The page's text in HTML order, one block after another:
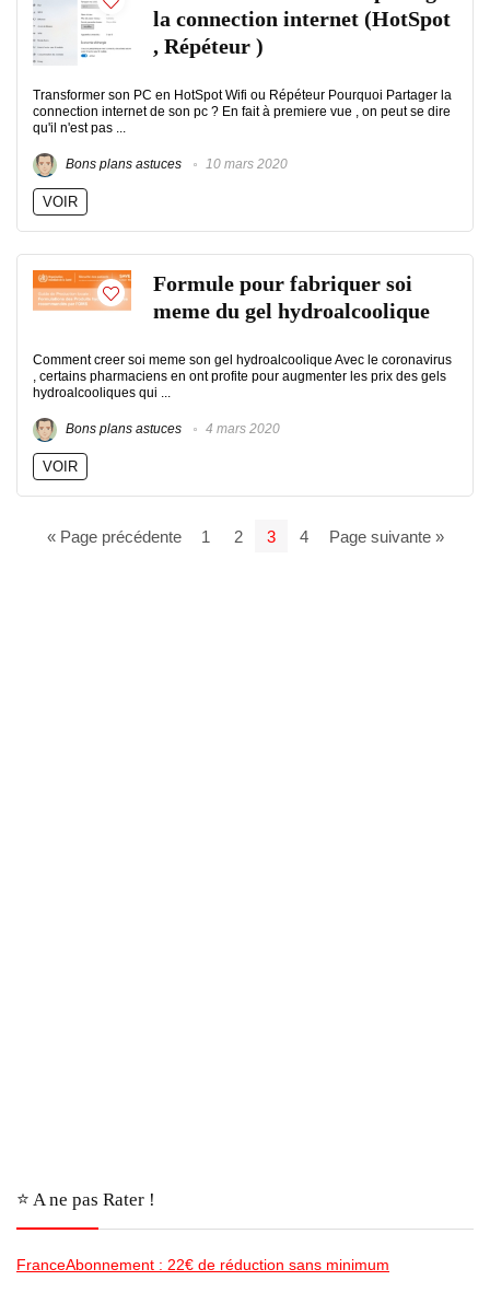
la connection internet (HotSpot
, Répéteur )
Transformer son PC en HotSpot Wifi ou Répéteur Pourquoi Partager la
connection internet de son pc ? En fait à premiere vue , on peut se dire
qu'il n'est pas ...
Bons plans astuces 10 mars 2020
VOIR
Formule pour fabriquer soi
meme du gel hydroalcoolique
Comment creer soi meme son gel hydroalcoolique Avec le coronavirus
, certains pharmaciens en ont profite pour augmenter les prix des gels
hydroalcooliques qui ...
Bons plans astuces 4 mars 2020
VOIR
« Page précédente 1 2 3 4 Page suivante »
⭐️ A ne pas Rater !
FranceAbonnement : 22€ de réduction sans minimum